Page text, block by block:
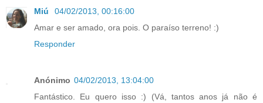
Miú
04/02/2013, 00:16:00
Amar e ser amado, ora pois. O paraíso terreno! :)
Responder
Anónimo 04/02/2013, 13:04:00
Fantástico. Eu quero isso :) (Vá, tantos anos já não é